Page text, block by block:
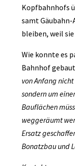
Kopfbahnhofs
samt Gäubahn-
bleiben, weil
Wie konnte es
Bahnhof
von Anfang
sondern um
Bauflächen
weggeräumt
Ersatz
Bonatzbau und